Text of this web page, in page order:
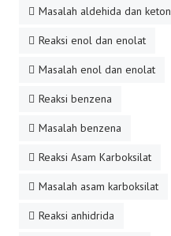
Masalah aldehida dan keton
Reaksi enol dan enolat
Masalah enol dan enolat
Reaksi benzena
Masalah benzena
Reaksi Asam Karboksilat
Masalah asam karboksilat
Reaksi anhidrida